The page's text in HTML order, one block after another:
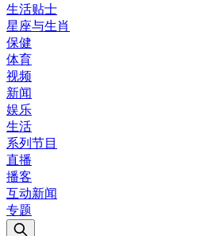
生活贴士
星座与生肖
保健
体育
视频
新闻
娱乐
生活
系列节目
直播
播客
互动新闻
专题